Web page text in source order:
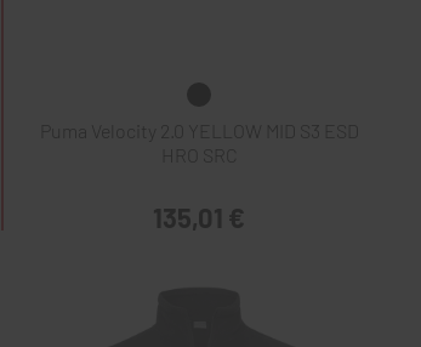
Puma Velocity 2.0 YELLOW MID S3 ESD
135,01 €